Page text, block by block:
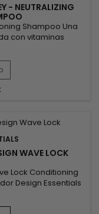
- NEUTRALIZING
Shampoo Una
con vitaminas
proteico.&nbsp; El
está diseñado para
del alisado. El
químicos. Un
WAVE LOCK
Lock Conditioning
Design Essentials
Neutralizer es una
en 3 a 5